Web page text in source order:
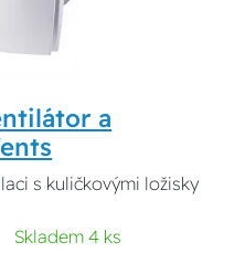
a
s kuličkovými ložisky
Skladem 4 ks